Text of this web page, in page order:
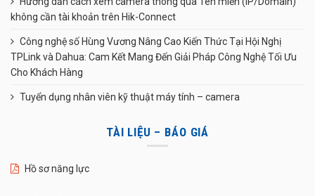
không cần tài khoản trên Hik-Connect
Công nghệ số Hùng Vương Nâng Cao Kiến Thức Tại Hội Nghị
TPLink và Dahua: Cam Kết Mang Đến Giải Pháp Công Nghệ Tối Ưu
Cho Khách Hàng
Tuyển dụng nhân viên kỹ thuật máy tính – camera
TÀI LIỆU – BÁO GIÁ
Hồ sơ năng lực